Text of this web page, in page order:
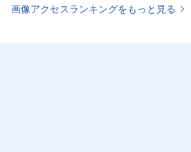
画像アクセスランキングをもっと見る